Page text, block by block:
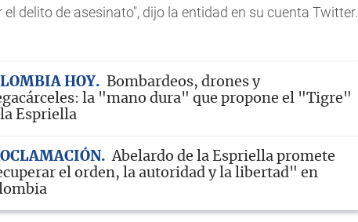
delito de asesinato", dijo la entidad en su cuenta Twitter.
HOY
Bombardeos, drones y
la "mano dura" que propone el "Tigre"
Espriella
Abelardo de la Espriella promete
el orden, la autoridad y la libertad" en